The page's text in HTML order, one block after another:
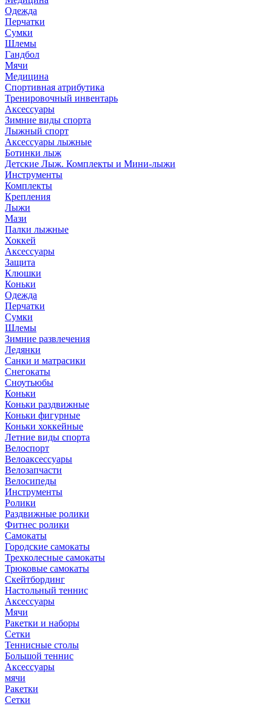
Одежда
Перчатки
Сумки
Шлемы
Гандбол
Мячи
Медицина
Спортивная атрибутика
Тренировочный инвентарь
Аксессуары
Зимние виды спорта
Лыжный спорт
Аксессуары лыжные
Ботинки лыж
Детские Лыж. Комплекты и Мини-лыжи
Инструменты
Комплекты
Крепления
Лыжи
Мази
Палки лыжные
Хоккей
Аксессуары
Защита
Клюшки
Коньки
Одежда
Перчатки
Сумки
Шлемы
Зимние развлечения
Ледянки
Санки и матрасики
Снегокаты
Сноутьюбы
Коньки
Коньки раздвижные
Коньки фигурные
Коньки хоккейные
Летние виды спорта
Велоспорт
Велоаксессуары
Велозапчасти
Велосипеды
Инструменты
Ролики
Раздвижные ролики
Фитнес ролики
Самокаты
Городские самокаты
Трехколесные самокаты
Трюковые самокаты
Скейтбординг
Настольный теннис
Аксессуары
Мячи
Ракетки и наборы
Сетки
Теннисные столы
Большой теннис
Аксессуары
мячи
Ракетки
Сетки